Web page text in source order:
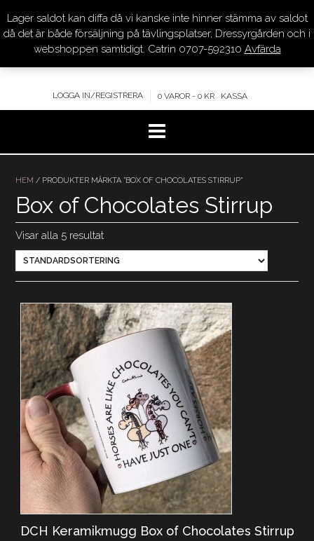
innehåll
DRESSYR.COM
KVALITET – KOMPETENS – SERVICE
LOGGA IN/REGISTRERA 0 VAROR - 0 KR KASSA
HEM / PRODUKTER MÄRKTA ”BOX OF CHOCOLATES STIRRUP”
Box of Chocolates Stirrup
Visar alla 5 resultat
DCH Keramikmugg Box of Chocolates Stirrup
Lager saldot kan diffa då vi kanske inte hinner stämma av saldot
då det är både försäljning på tävlingsplatser, Dressyrgården och i
webshoppen samtidigt. Catrin 0707-592310 Avfärda